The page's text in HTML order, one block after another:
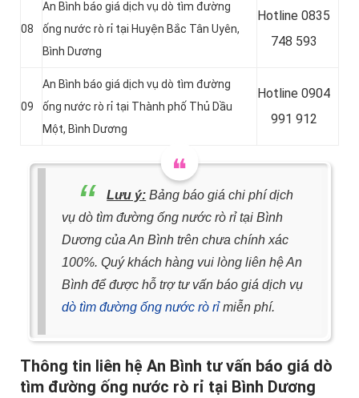
08
An Bình báo giá dịch vụ dò tìm đường
ống nước rò rỉ tại Huyện Bắc Tân Uyên,
Bình Dương
Hotline 0835
748 593
09
An Bình báo giá dịch vụ dò tìm đường
ống nước rò rỉ tại Thành phố Thủ Dầu
Một, Bình Dương
Hotline 0904
991 912
Lưu ý: Bảng báo giá chi phí dịch
vụ dò tìm đường ống nước rò rỉ tại Bình
Dương của An Bình trên chưa chính xác
100%. Quý khách hàng vui lòng liên hệ An
Bình để được hỗ trợ tư vấn báo giá dịch vụ
dò tìm đường ống nước rò rỉmiễn phí.
Thông tin liên hệ An Bình tư vấn báo giá dò
tìm đường ống nước rò rỉ tại Bình Dương